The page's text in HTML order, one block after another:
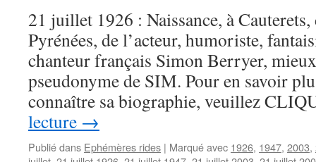
21 juillet 1926 : Naissance, à Cauterets,
Pyrénées, de l’acteur, humoriste,
chanteur français Simon Berryer,
pseudonyme de SIM. Pour en savoir
connaître sa biographie, veuillez
lecture →
Publié dans Ephémères rides | Marqué avec 1926, 1947, 2003,